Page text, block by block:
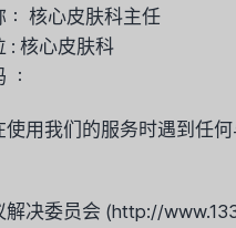
： 核心皮肤科主任
: 核心皮肤科
：
使用我们的服务时遇到任
解决委员会 (http://